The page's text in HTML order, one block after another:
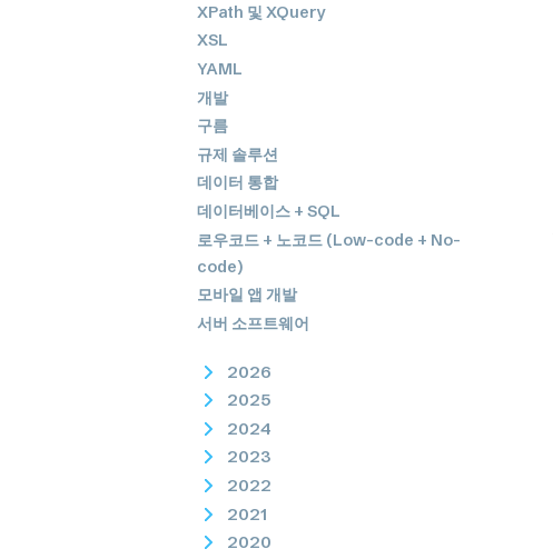
XPath 및 XQuery
XSL
YAML
개발
구름
규제 솔루션
데이터 통합
데이터베이스 + SQL
로우코드 + 노코드 (Low-code + No-
code)
모바일 앱 개발
서버 소프트웨어
2026
2025
2024
2023
2022
2021
2020